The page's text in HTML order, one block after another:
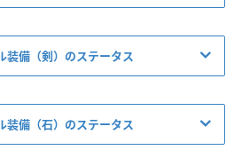
備（剣）のステータス
備（石）のステータス